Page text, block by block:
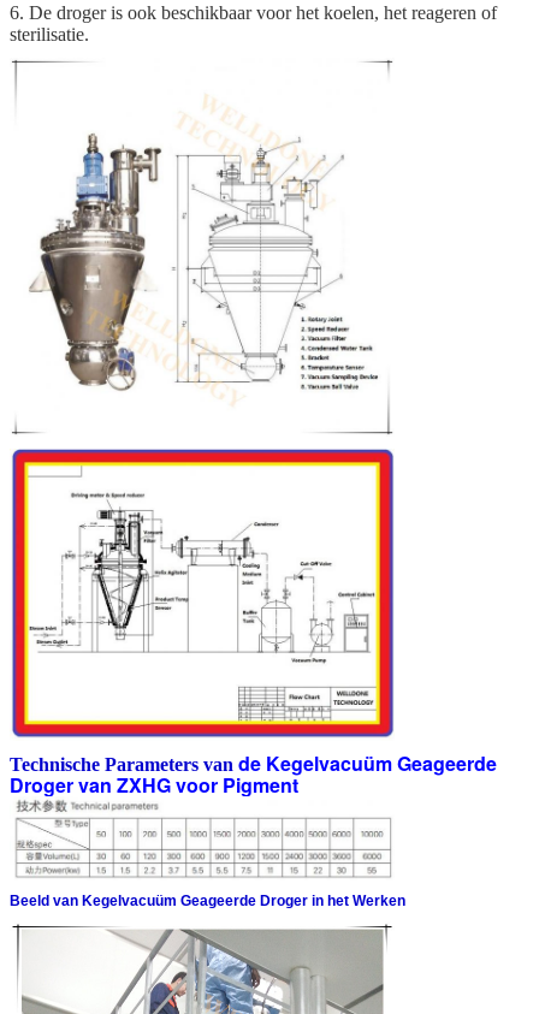
6. De droger is ook beschikbaar voor het koelen, het reageren of
sterilisatie.
Technische Parameters van de Kegelvacuüm Geageerde
Droger van ZXHG voor Pigment
Beeld van Kegelvacuüm Geageerde Droger in het Werken